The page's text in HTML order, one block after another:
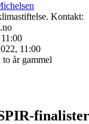
Kontakt:
11:00
år gammel
finalister